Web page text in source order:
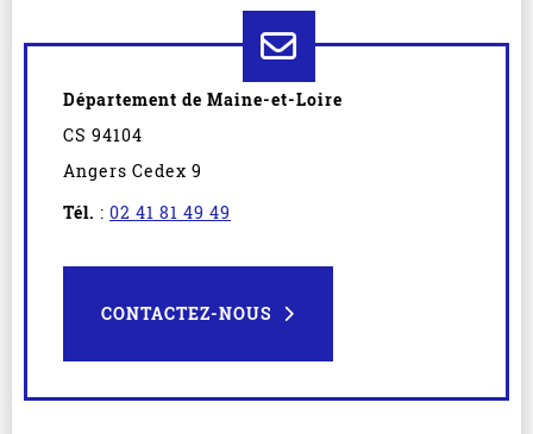
Département de Maine-et-Loire
CS 94104
Angers Cedex 9
Tél. : 02 41 81 49 49
CONTACTEZ-NOUS